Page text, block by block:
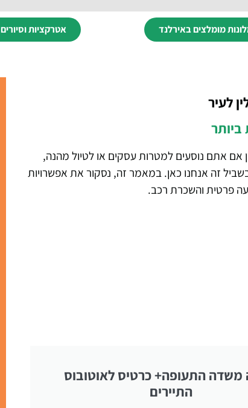
מומלצים באירלנד אטרקציות וסיורים
לעיר
אם אתם נוסעים למטרות עסקים או לטיול מהנה,
זה אנחנו כאן. במאמר זה, נסקור את אפשרויות
פרטית והשכרת רכב.
משדה התעופה+ כרטיס לאוטובוס
התיירים